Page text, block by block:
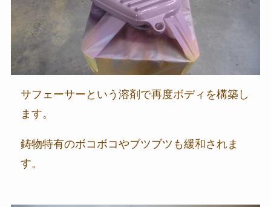
サフェーサーという溶剤で再度ボディを構築し
ます。
鋳物特有のボコボコやブツブツも緩和されま
す。